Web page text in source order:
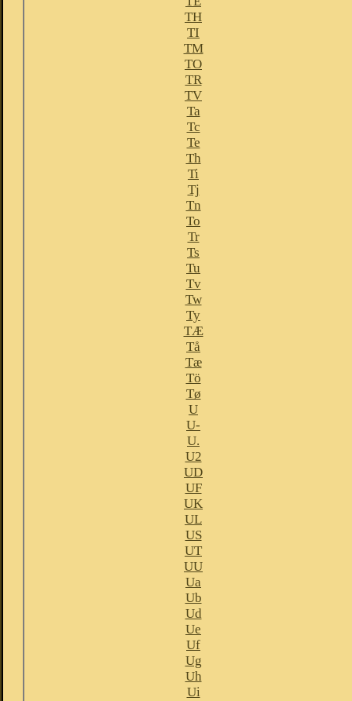
TH
TI
TM
TO
TR
TV
Ta
Tc
Te
Th
Ti
Tj
Tn
To
Tr
Ts
Tu
Tv
Tw
Ty
TÆ
Tå
Tæ
Tö
Tø
U
U-
U.
U2
UD
UF
UK
UL
US
UT
UU
Ua
Ub
Ud
Ue
Uf
Ug
Uh
Ui